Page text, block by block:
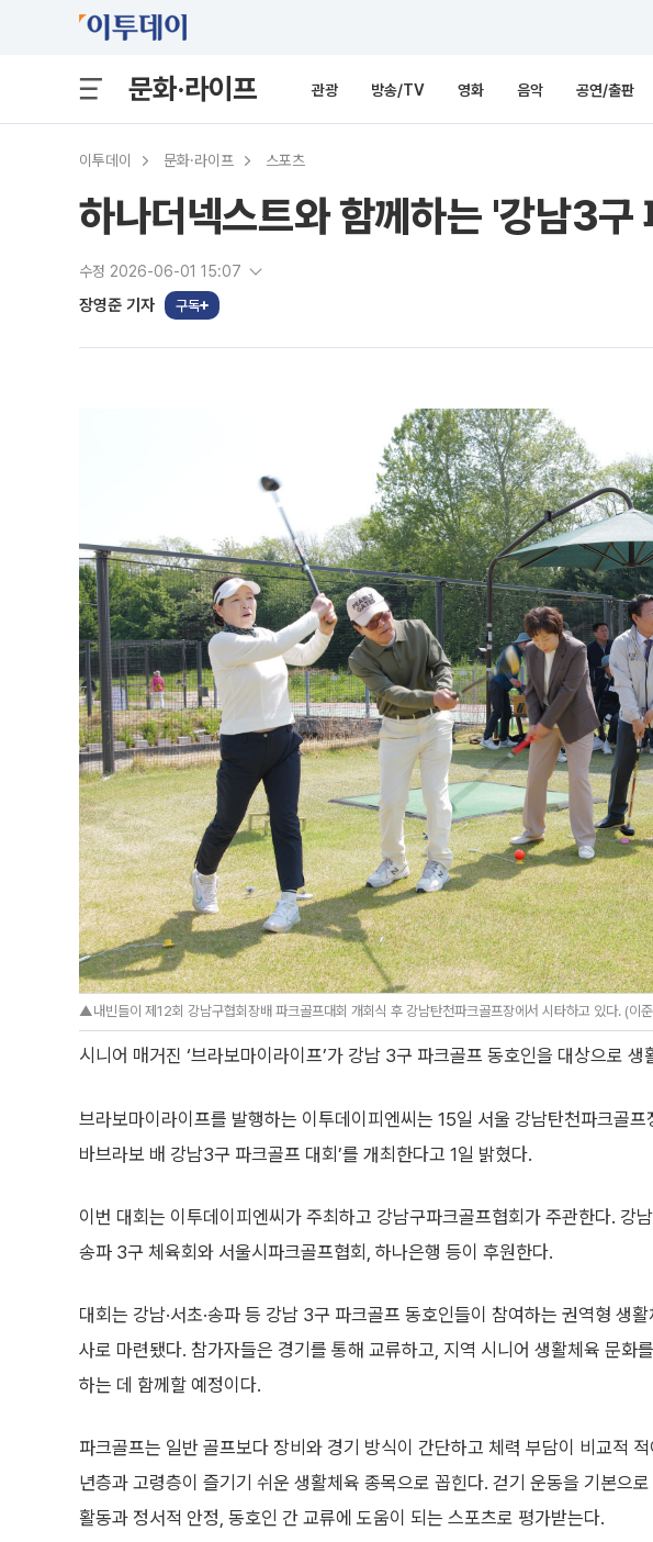
문화·라이프 관광 방송/TV 영화 음악 공연/출판
이투데이 문화·라이프 스포츠
하나더넥스트와 함께하는 '강남3구
수정 2026-06-01 15:07
장영준 기자 구독
▲내빈들이 제12회 강남구협회장배 파크골프대회 개회식 후 강남탄천파크골프장에서 시타하고 있다. (이
시니어 매거진 ‘브라보마이라이프’가 강남 3구 파크골프 동호인을 대상으로 생
브라보마이라이프를 발행하는 이투데이피엔씨는 15일 서울 강남탄천파크골프
바브라보 배 강남3구 파크골프 대회’를 개최한다고 1일 밝혔다.
이번 대회는 이투데이피엔씨가 주최하고 강남구파크골프협회가 주관한다. 강남
송파 3구 체육회와 서울시파크골프협회, 하나은행 등이 후원한다.
대회는 강남·서초·송파 등 강남 3구 파크골프 동호인들이 참여하는 권역형 생활
사로 마련됐다. 참가자들은 경기를 통해 교류하고, 지역 시니어 생활체육 문화
하는 데 함께할 예정이다.
파크골프는 일반 골프보다 장비와 경기 방식이 간단하고 체력 부담이 비교적
년층과 고령층이 즐기기 쉬운 생활체육 종목으로 꼽힌다. 걷기 운동을 기본으
활동과 정서적 안정, 동호인 간 교류에 도움이 되는 스포츠로 평가받는다.